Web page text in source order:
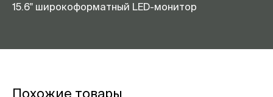
15.6" широкоформатный LED-монитор
Похожие товары